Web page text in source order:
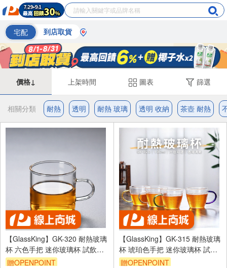
宅配 到店取貨
價格↓ 上架時間 圖表 篩選
相關分類 耐熱 透明 耐熱 玻璃 透明 收納 茶壺 耐熱
【GlassKing】GK-320 耐熱玻璃
杯 六色手把 迷你玻璃杯 試飲杯
咖啡杯 水杯 茶杯 酒杯
贈OPENPOINT
【GlassKing】GK-315 耐熱玻璃
杯 琥珀色手把 迷你玻璃杯 試飲
杯 咖啡杯 水杯 茶杯 酒杯
贈OPENPOINT